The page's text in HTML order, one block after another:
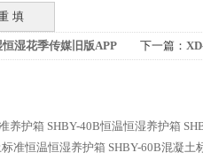
湿花季传媒旧版APP
下一篇：
养护箱 SHBY-40B恒温恒湿养护箱
准恒温恒湿养护箱 SHBY-60B混凝土